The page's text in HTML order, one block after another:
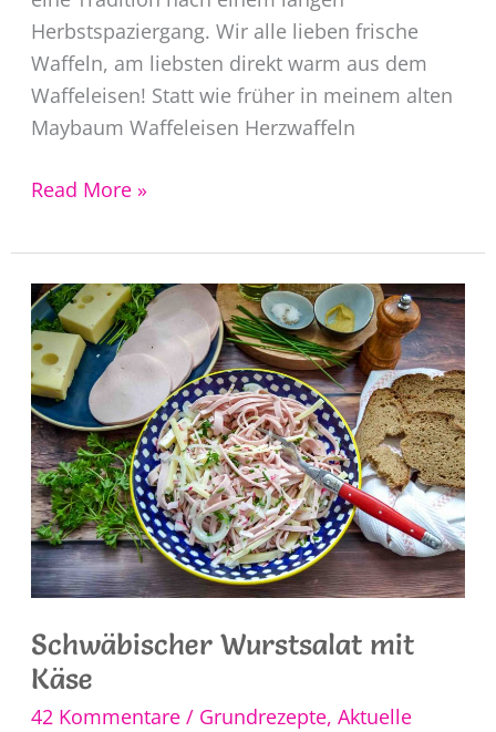
Herbstspaziergang. Wir alle lieben frische
Waffeln, am liebsten direkt warm aus dem
Waffeleisen! Statt wie früher in meinem alten
Maybaum Waffeleisen Herzwaffeln
Belgische
Rezept
Read More »
Schwäbischer Wurstsalat mit
Käse
42 Kommentare / Grundrezepte, Aktuelle